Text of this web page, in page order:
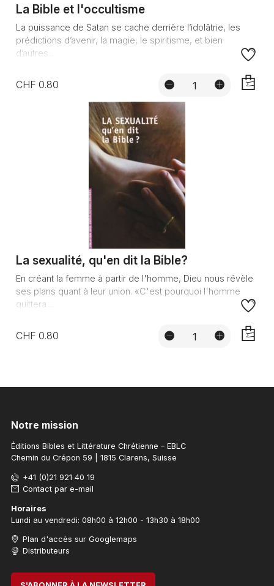
La Bible et l'occultisme
La puissance de Satan se cache derrière l’idolâtrie, les
prédictions d’avenir, la magie, le spiritisme, et bien
d’autres...
CHF 0.80
La sexualité, qu'en dit la Bible?
En créant la femme à partir de l'homme, Dieu nous révèle
ses plans quant à leur union. «C'est pourquoi l'homme
quittera ...
CHF 0.80
Notre mission
Éditions Bibles et Littérature Chrétienne – EBLC
Chemin du Crépon 59 | 1815 Clarens, Suisse
+41 (0)21 921 40 19
Contact par e-mail
Horaires
Lundi au vendredi: 08h00 à 12h00 - 13h30 à 18h00
Plan d'accès sur Googlemaps
Distributeurs